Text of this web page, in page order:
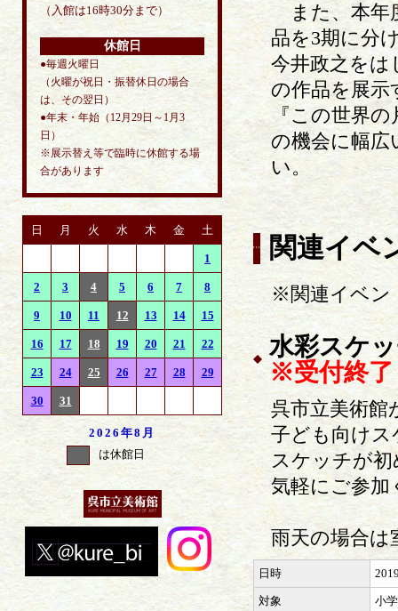
（入館は16時30分まで）
休館日
●毎週火曜日
（火曜が祝日・振替休日の場合
は、その翌日）
●年末・年始（12月29日～1月3
日）
※展示替え等で臨時に休館する場
合があります
日 月 火 水 木 金 土
1
2 3 4 5 6 7 8
9 10 11 12 13 14 15
16 17 18 19 20 21 22
23 24 25 26 27 28 29
30 31
2026年8月
は休館日
また、本年
品を3期に分
今井政之をは
の作品を展示
『この世界
の機会に幅
い。
関連イベ
※関連イベン
水彩スケ
※受付終了
呉市立美術館
子ども向け
スケッチが
気軽にご参加
雨天の場合は
日時
対象 小